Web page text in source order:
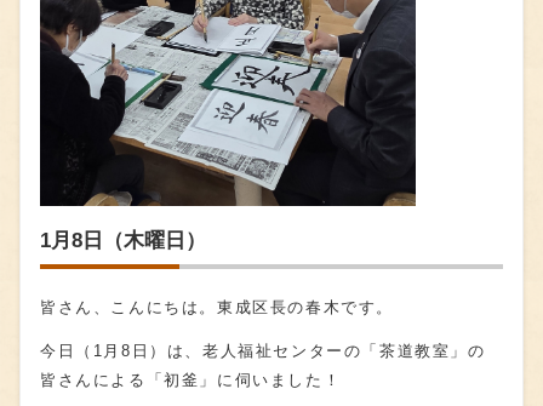
1月8日（木曜日）
皆さん、こんにちは。東成区長の春木です。
今日（ 1 月8日）は、老人福祉センターの「茶道教室」の
皆さんによる「初釜」に伺いました！